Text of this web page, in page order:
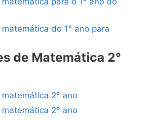
do 1° ano para
de Matemática 2°
2° ano
2° ano